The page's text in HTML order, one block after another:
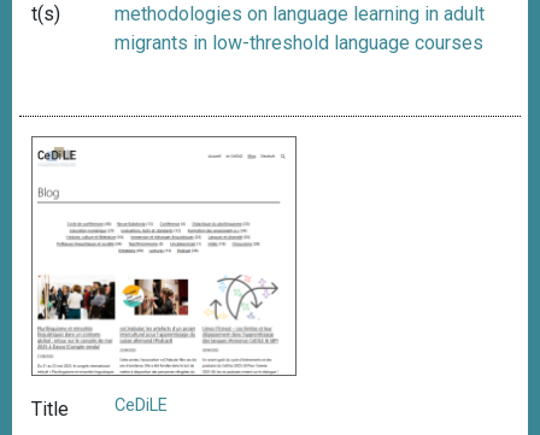
t(s)
methodologies on language learning in adult
migrants in low-threshold language courses
Title CeDiLE